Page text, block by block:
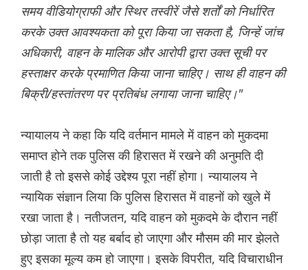
समय वीडियोग्राफी और स्थिर तस्वीरें जैसे शर्तों को निर्धारित
करके उक्त आवश्यकता को पूरा किया जा सकता है, जिन्हें जांच
अधिकारी, वाहन के मालिक और आरोपी द्वारा उक्त सूची पर
हस्ताक्षर करके प्रमाणित किया जाना चाहिए। साथ ही वाहन की
बिक्री/हस्तांतरण पर प्रतिबंध लगाया जाना चाहिए।"
न्यायालय ने कहा कि यदि वर्तमान मामले में वाहन को मुकदमा
समाप्त होने तक पुलिस की हिरासत में रखने की अनुमति दी
जाती है तो इससे कोई उद्देश्य पूरा नहीं होगा। न्यायालय ने
न्यायिक संज्ञान लिया कि पुलिस हिरासत में वाहनों को खुले में
रखा जाता है। नतीजतन, यदि वाहन को मुकदमे के दौरान नहीं
छोड़ा जाता है तो यह बर्बाद हो जाएगा और मौसम की मार झेलते
हुए इसका मूल्य कम हो जाएगा। इसके विपरीत, यदि विचाराधीन